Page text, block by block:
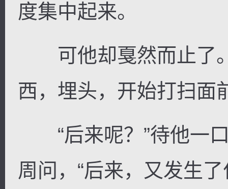
度集中起来。
可他却戛然而止了
西，埋头，开始打扫面
“后来呢？”待他一口
周问，“后来，又发生了